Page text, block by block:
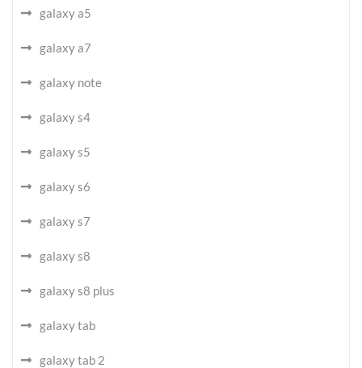
galaxy a5
galaxy a7
galaxy note
galaxy s4
galaxy s5
galaxy s6
galaxy s7
galaxy s8
galaxy s8 plus
galaxy tab
galaxy tab 2